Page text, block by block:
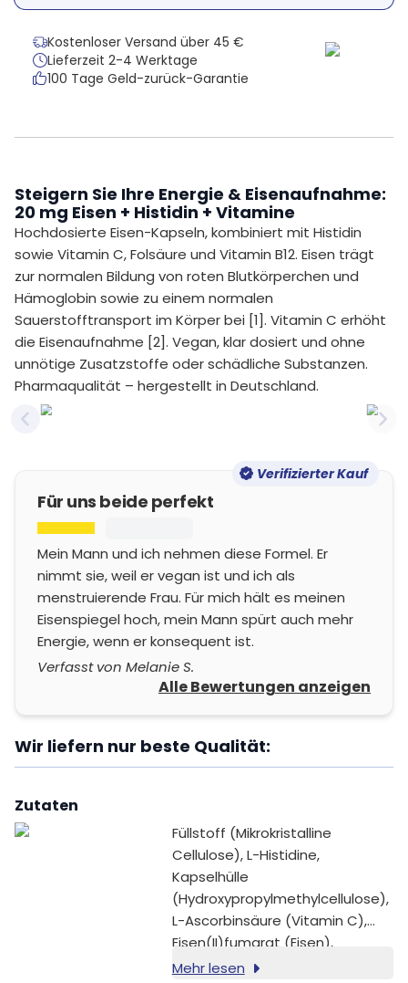
Kostenloser Versand über 45 €
Lieferzeit 2-4 Werktage
100 Tage Geld-zurück-Garantie
Steigern Sie Ihre Energie & Eisenaufnahme:
20 mg Eisen + Histidin + Vitamine
Hochdosierte Eisen-Kapseln, kombiniert mit Histidin
sowie Vitamin C, Folsäure und Vitamin B12. Eisen trägt
zur normalen Bildung von roten Blutkörperchen und
Hämoglobin sowie zu einem normalen
Sauerstofftransport im Körper bei [1]. Vitamin C erhöht
die Eisenaufnahme [2]. Vegan, klar dosiert und ohne
unnötige Zusatzstoffe oder schädliche Substanzen.
Pharmaqualität – hergestellt in Deutschland.
Previous slide
Verifizierter Kauf
Für uns beide perfekt
Mein Mann und ich nehmen diese Formel. Er
nimmt sie, weil er vegan ist und ich als
menstruierende Frau. Für mich hält es meinen
Eisenspiegel hoch, mein Mann spürt auch mehr
Energie, wenn er konsequent ist.
Verfasst von Melanie S.
Alle Bewertungen anzeigen
Wir liefern nur beste Qualität:
Zutaten
Füllstoff (Mikrokristalline
Cellulose), L-Histidine,
Kapselhülle
(Hydroxypropylmethylcellulose),
L-Ascorbinsäure (Vitamin C),
Eisen(II)fumarat (Eisen),
Methylcobalamin (Vitamin B12),
Mehr lesen